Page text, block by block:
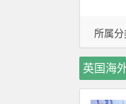
所属分
英国海